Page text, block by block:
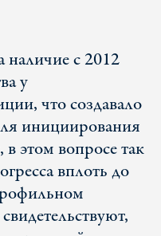
наличие с 2012
у
что создавало
инициирования
этом вопросе так
вплоть до